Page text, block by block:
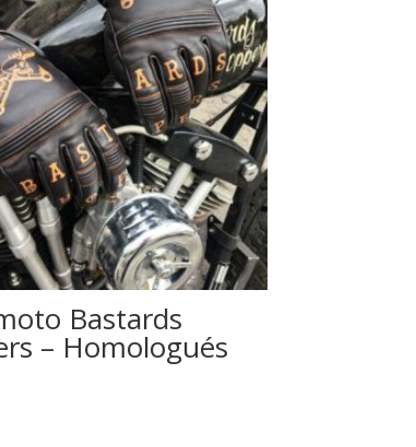
Bastards
– Homologués